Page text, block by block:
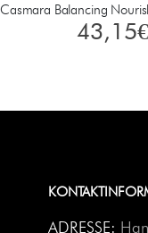
43,15€
ADRESSE: